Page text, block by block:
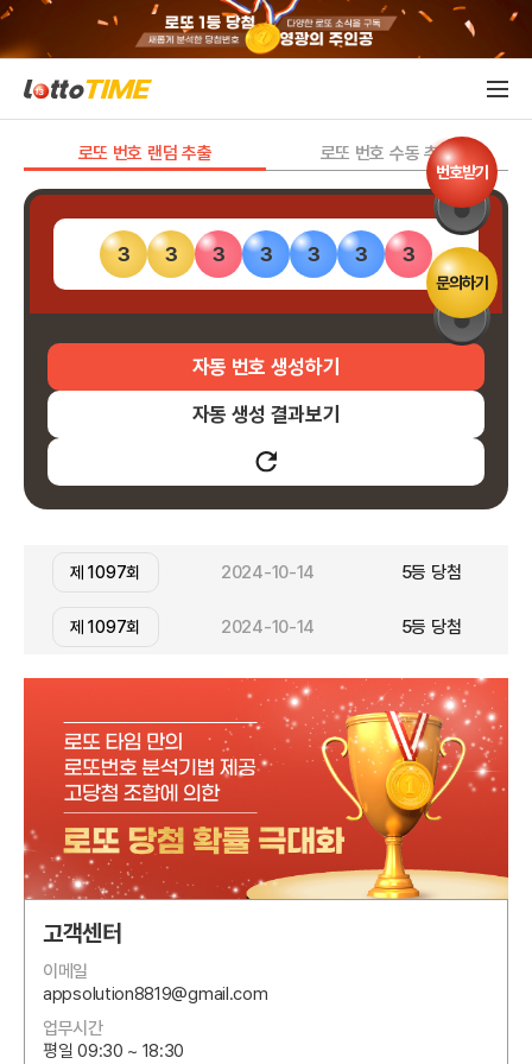
번호받기
문의하기
로또 번호 랜덤 추출 로또 번호 수동 추출
3 3 3 3 3 3 3
자동 번호 생성하기
자동 생성 결과보기
제 1097회 2024-10-14 5등 당첨
제 1097회 2024-10-14 5등 당첨
고객센터
이메일
appsolution8819@gmail.com
업무시간
평일 09:30 ~ 18:30